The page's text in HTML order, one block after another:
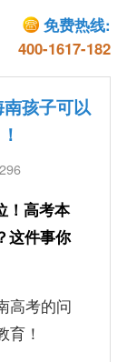
免费热线:
400-1617-182
孩子可以
！高考本
这件事你
高考的问
育！